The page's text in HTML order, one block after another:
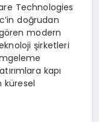
Technologies
doğrudan
gören modern
şirketleri
kapı
küresel